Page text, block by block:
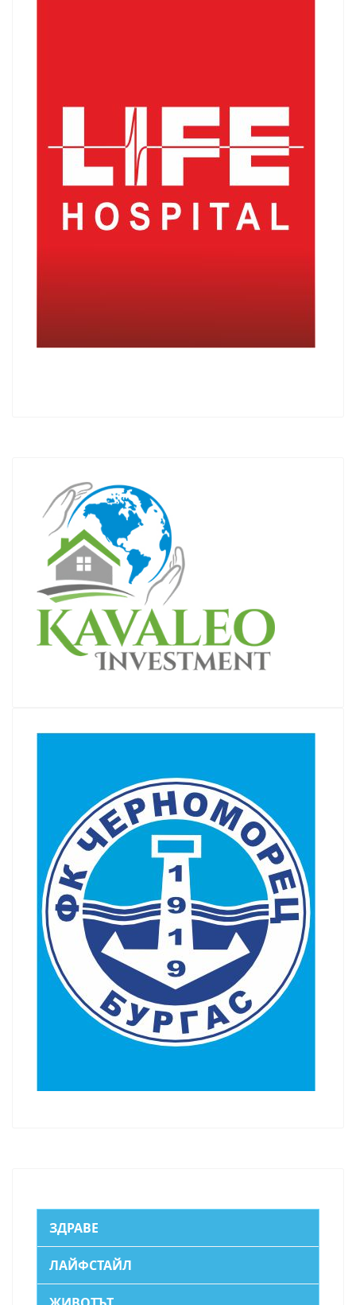
ЗДРАВЕ
ЛАЙФСТАЙЛ